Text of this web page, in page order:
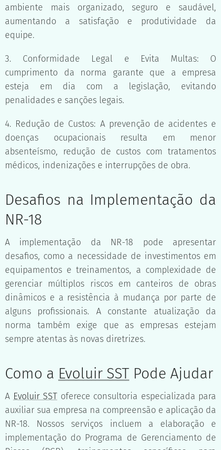
ambiente mais organizado, seguro e saudável,
aumentando a satisfação e produtividade da
equipe.
3. Conformidade Legal e Evita Multas: O
cumprimento da norma garante que a empresa
esteja em dia com a legislação, evitando
penalidades e sanções legais.
4. Redução de Custos: A prevenção de acidentes e
doenças ocupacionais resulta em menor
absenteísmo, redução de custos com tratamentos
médicos, indenizações e interrupções de obra.
Desafios na Implementação da
NR-18
A implementação da NR-18 pode apresentar
desafios, como a necessidade de investimentos em
equipamentos e treinamentos, a complexidade de
gerenciar múltiplos riscos em canteiros de obras
dinâmicos e a resistência à mudança por parte de
alguns profissionais. A constante atualização da
norma também exige que as empresas estejam
sempre atentas às novas diretrizes.
Como a Evoluir SST Pode Ajudar
A Evoluir SST oferece consultoria especializada para
auxiliar sua empresa na compreensão e aplicação da
NR-18. Nossos serviços incluem a elaboração e
implementação do Programa de Gerenciamento de